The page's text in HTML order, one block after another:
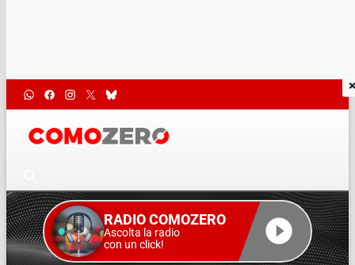
RADIO COMOZERO
Ascolta la radio
con un click!